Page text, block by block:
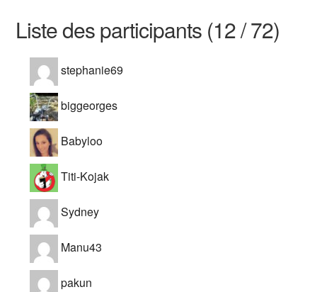
Liste des participants (12 / 72)
stephanie69
biggeorges
Babyloo
Titi-Kojak
Sydney
Manu43
pakun